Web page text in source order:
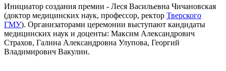
Инициатор создания премии - Леся Васильевна Чичановская
(доктор медицинских наук, профессор, ректор Тверского
ГМУ). Организаторами церемонии выступают кандидаты
медицинских наук и доценты: Максим Александрович
Страхов, Галина Александровна Улупова, Георгий
Владимирович Вакулин.